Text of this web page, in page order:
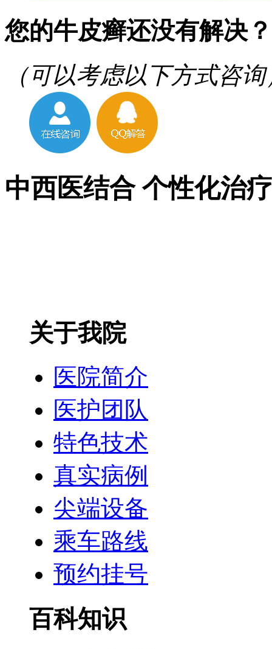
您的牛皮癣还没有解决？
（可以考虑以下方式咨询
中西医结合 个性化治
关于我院
医院简介
医护团队
特色技术
真实病例
尖端设备
乘车路线
预约挂号
百科知识